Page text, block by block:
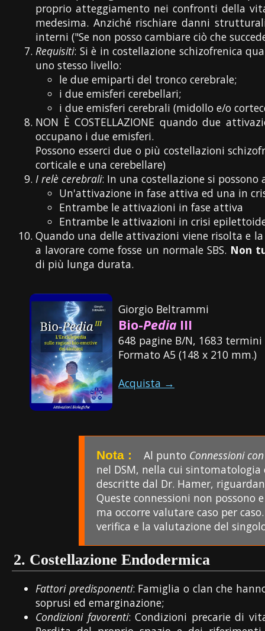
proprio atteggiamento nei confronti della
medesima. Anziché rischiare danni
interni ("Se non posso cambiare ciò che
Requisiti: Si è in costellazione schizofrenica
uno stesso livello:
le due emiparti del tronco cerebrale;
i due emisferi cerebellari;
i due emisferi cerebrali (midollo e/o
NON È COSTELLAZIONE quando due
occupano i due emisferi.
Possono esserci due o più costellazioni
corticale e una cerebellare)
I relè cerebrali: In una costellazione si possono
Un'attivazione in fase attiva ed una in
Entrambe le attivazioni in fase attiva
Entrambe le attivazioni in crisi
Quando una delle attivazioni viene risolta e
a lavorare come fosse un normale SBS. Non
di più lunga durata.
Giorgio Beltrammi
Bio-Pedia III
648 pagine B/N, 1683 termini
Formato A5 (148 x 210 mm.)
Acquista →
Al punto Connessioni
nel DSM, nella cui
descritte dal Dr. Hamer,
Queste connessioni non possono
ma occorre valutare caso per
verifica e la valutazione del
2. Costellazione Endodermica
Fattori predisponenti: Famiglia o clan che
soprusi ed emarginazione;
Condizioni favorenti: Condizioni precarie di